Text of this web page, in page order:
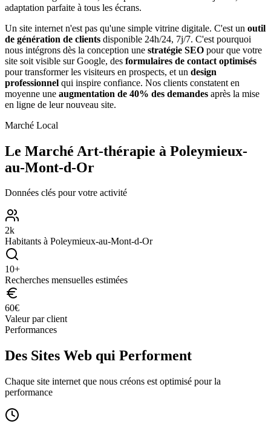
adaptation parfaite à tous les écrans.
Un site internet n'est pas qu'une simple vitrine digitale. C'est un outil
de génération de clients disponible 24h/24, 7j/7. C'est pourquoi
nous intégrons dès la conception une stratégie SEO pour que votre
site soit visible sur Google, des formulaires de contact optimisés
pour transformer les visiteurs en prospects, et un design
professionnel qui inspire confiance. Nos clients constatent en
moyenne une augmentation de 40% des demandes après la mise
en ligne de leur nouveau site.
Marché Local
Le Marché Art-thérapie à Poleymieux-
au-Mont-d-Or
Données clés pour votre activité
2k
Habitants à Poleymieux-au-Mont-d-Or
10+
Recherches mensuelles estimées
60€
Valeur par client
Performances
Des Sites Web qui Performent
Chaque site internet que nous créons est optimisé pour la
performance